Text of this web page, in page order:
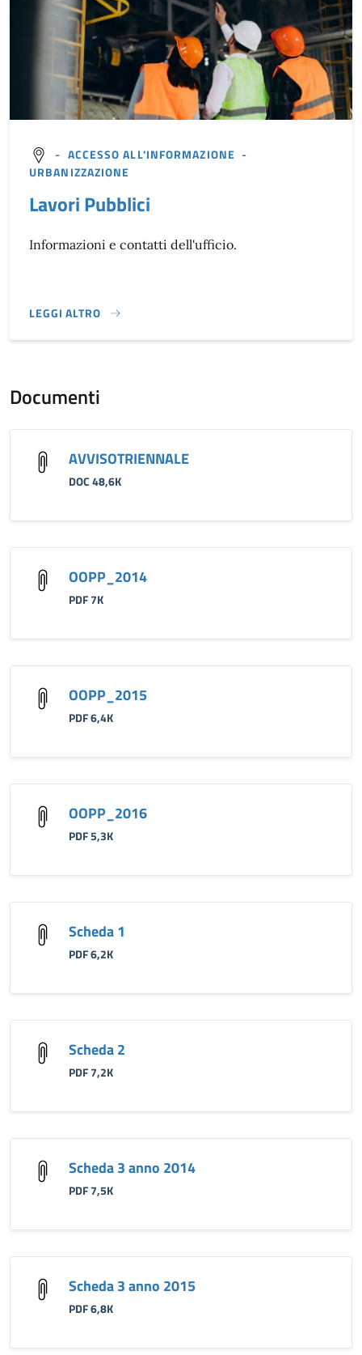
- ACCESSO ALL'INFORMAZIONE -
URBANIZZAZIONE
Lavori Pubblici
Informazioni e contatti dell'ufficio.
LEGGI ALTRO
}
Documenti
AVVISOTRIENNALE
DOC 48,6K
OOPP_2014
PDF 7K
OOPP_2015
PDF 6,4K
OOPP_2016
PDF 5,3K
Scheda 1
PDF 6,2K
Scheda 2
PDF 7,2K
Scheda 3 anno 2014
PDF 7,5K
Scheda 3 anno 2015
PDF 6,8K